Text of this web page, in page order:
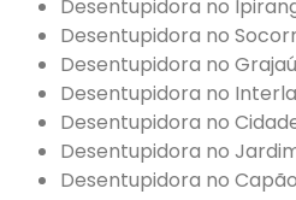
Desentupidora no
Desentupidora no
Desentupidora no
Desentupidora no
Desentupidora no
Desentupidora no
Desentupidora no